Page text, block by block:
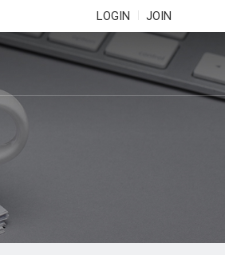
LOGIN JOIN